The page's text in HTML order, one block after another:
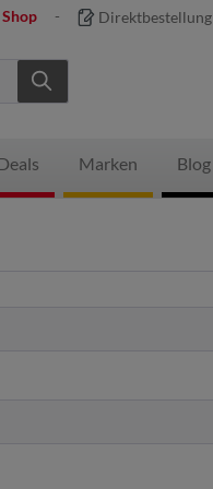
Direktbestellung
Marken Blog